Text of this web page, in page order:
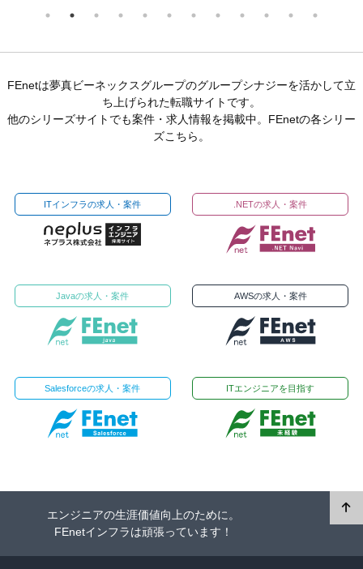
FEnetは夢真ビーネックスグループのグループシナジーを活かして立
ち上げられた転職サイトです。
他のシリーズサイトでも案件・求人情報を掲載中。FEnetの各シリー
ズこちら。
ITインフラの求人・案件 .NETの求人・案件
Javaの求人・案件 AWSの求人・案件
Salesforceの求人・案件 ITエンジニアを目指す
エンジニアの生涯価値向上のために。
FEnetインフラは頑張っています！